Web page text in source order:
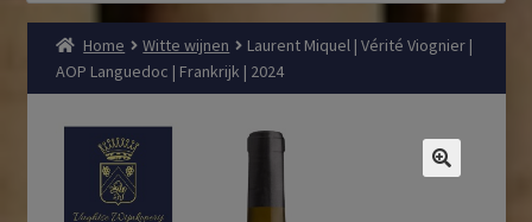
Home Witte wijnen
Laurent Miquel | Vérité Viognier |
AOP Languedoc | Frankrijk | 2024